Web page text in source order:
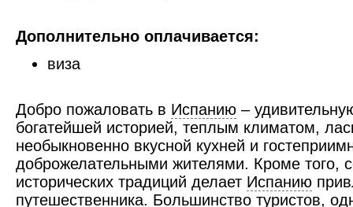
Дополнительно оплачивается:
виза
Добро пожаловать в Испанию –
богатейшей историей, теплым климатом,
необыкновенно вкусной кухней и
доброжелательными жителями. Кроме того,
исторических традиций делает Испанию
путешественника. Большинство туристов,